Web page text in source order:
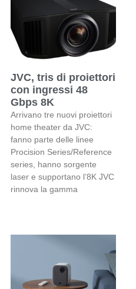
JVC, tris di proiettori
con ingressi 48
Gbps 8K
Arrivano tre nuovi proiettori
home theater da JVC:
fanno parte delle linee
Procision Series/Reference
series, hanno sorgente
laser e supportano l’8K JVC
rinnova la gamma